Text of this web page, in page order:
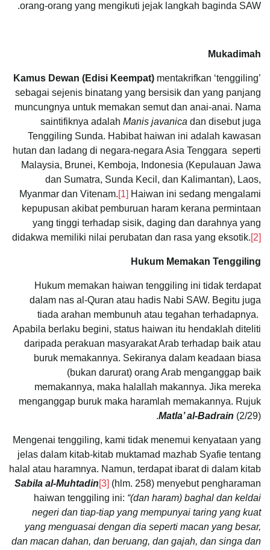
orang-orang yang mengikuti jejak langkah baginda SAW.
Mukadimah
Kamus Dewan (Edisi Keempat) mentakrifkan ‘tenggiling’
sebagai sejenis binatang yang bersisik dan yang panjang
muncungnya untuk memakan semut dan anai-anai. Nama
saintifiknya adalah Manis javanica dan disebut juga
Tenggiling Sunda. Habibat haiwan ini adalah kawasan
hutan dan ladang di negara-negara Asia Tenggara seperti
Malaysia, Brunei, Kemboja, Indonesia (Kepulauan Jawa
dan Sumatra, Sunda Kecil, dan Kalimantan), Laos,
Myanmar dan Vitenam.[1] Haiwan ini sedang mengalami
kepupusan akibat pemburuan haram kerana permintaan
yang tinggi terhadap sisik, daging dan darahnya yang
didakwa memiliki nilai perubatan dan rasa yang eksotik.[2]
Hukum Memakan Tenggiling
Hukum memakan haiwan tenggiling ini tidak terdapat
dalam nas al-Quran atau hadis Nabi SAW. Begitu juga
tiada arahan membunuh atau tegahan terhadapnya.
Apabila berlaku begini, status haiwan itu hendaklah diteliti
daripada perakuan masyarakat Arab terhadap baik atau
buruk memakannya. Sekiranya dalam keadaan biasa
(bukan darurat) orang Arab menganggap baik
memakannya, maka halallah makannya. Jika mereka
menganggap buruk maka haramlah memakannya. Rujuk
Matla’ al-Badrain (2/29).
Mengenai tenggiling, kami tidak menemui kenyataan yang
jelas dalam kitab-kitab muktamad mazhab Syafie tentang
halal atau haramnya. Namun, terdapat ibarat di dalam kitab
Sabila al-Muhtadin[3] (hlm. 258) menyebut pengharaman
haiwan tenggiling ini: “(dan haram) baghal dan keldai
negeri dan tiap-tiap yang mempunyai taring yang kuat
yang menguasai dengan dia seperti macan yang besar,
dan macan dahan, dan beruang, dan gajah, dan singa dan